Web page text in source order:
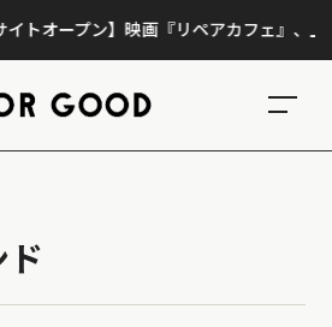
ン】映画『リペアカフェ』、上映300回